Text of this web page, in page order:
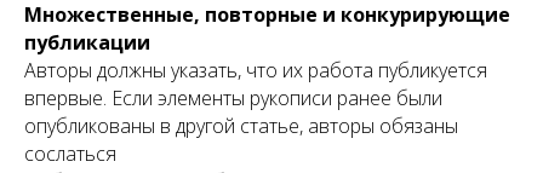
Множественные, повторные и конкурирующие
публикации
Авторы должны указать, что их работа публикуется
впервые. Если элементы рукописи ранее были
опубликованы в другой статье, авторы обязаны
сослаться